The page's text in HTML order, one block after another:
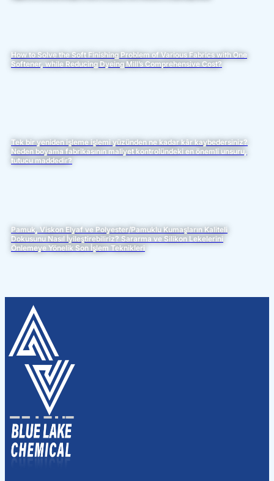
How to Solve the Soft Finishing Problem of Various Fabrics with One
Softener, while Reducing Dyeing Mill’s Comprehensive Cost?
Tek bir yeniden işleme işlemi yüzünden ne kadar kâr kaybedersiniz?
Neden boyama fabrikasının maliyet kontrolündeki en önemli unsuru,
tutucu maddedir?
Pamuk, Viskon Elyaf ve Polyester/Pamuklu Kumaşların Kaliteli
Dokusunu Nasıl İyileştirebiliriz? Sararma ve Silikon Lekelerini
Önlemeye Yönelik Son İşlem Teknikleri